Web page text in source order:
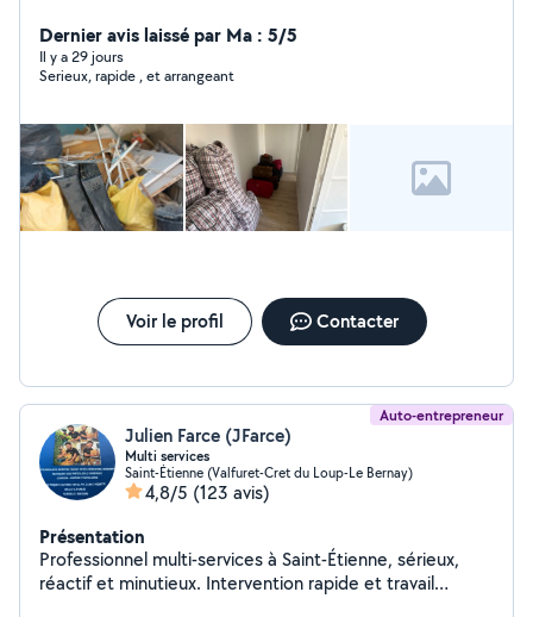
Dernier avis laissé par Ma : 5/5
Il y a 29 jours
Serieux, rapide , et arrangeant
Voir le profil Contacter
Auto-entrepreneur
Julien Farce (JFarce)
Multi services
Saint-Étienne (Valfuret-Cret du Loup-Le Bernay)
4,8/5 (123 avis)
Présentation
Professionnel multi-services à Saint-Étienne, sérieux,
réactif et minutieux. Intervention rapide et travail